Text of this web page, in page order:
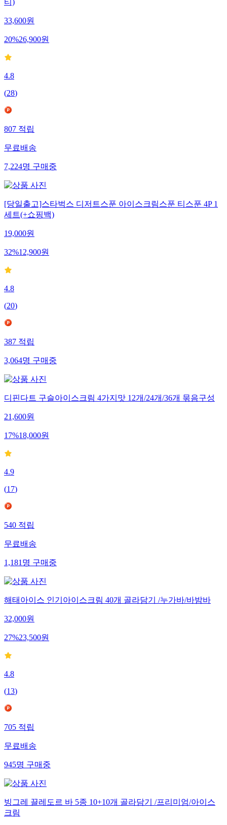
티)
33,600원
20%26,900원
4.8
(28)
807 적립
무료배송
7,224명 구매중
[당일출고]스타벅스 디저트스푼 아이스크림스푼 티스푼 4P 1
세트(+쇼핑백)
19,000원
32%12,900원
4.8
(20)
387 적립
3,064명 구매중
디핀다트 구슬아이스크림 4가지맛 12개/24개/36개 묶음구성
21,600원
17%18,000원
4.9
(17)
540 적립
무료배송
1,181 명 구매중
해태아이스 인기아이스크림 40개 골라담기 /누가바/바밤바
32,000원
27%23,500원
4.8
(13)
705 적립
무료배송
945명 구매중
빙그레 끌레도르 바 5종 10+10개 골라담기 /프리미엄/아이스
크림